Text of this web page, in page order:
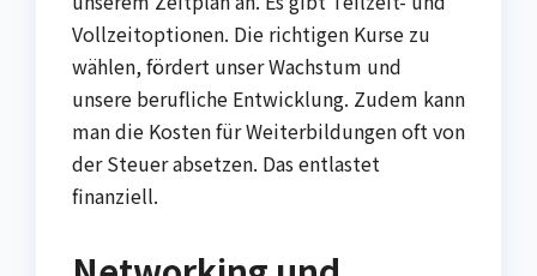
Vollzeitoptionen. Die richtigen Kurse zu
wählen, fördert unser Wachstum und
unsere berufliche Entwicklung. Zudem kann
man die Kosten für Weiterbildungen oft von
der Steuer absetzen. Das entlastet
finanziell.